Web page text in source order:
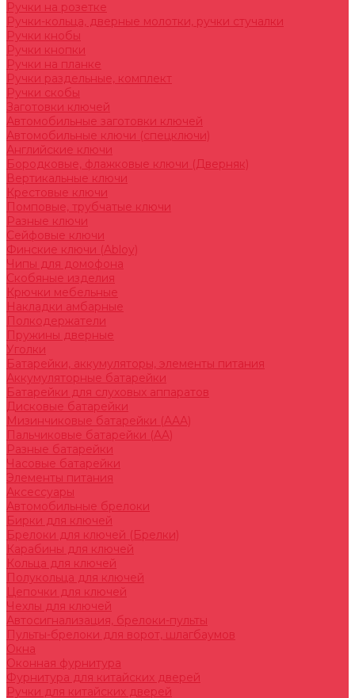
Ручки на розетке
Ручки-кольца, дверные молотки, ручки стучалки
Ручки кнобы
Ручки кнопки
Ручки на планке
Ручки раздельные, комплект
Ручки скобы
Заготовки ключей
Автомобильные заготовки ключей
Автомобильные ключи (спецключи)
Английские ключи
Бородковые, флажковые ключи (Дверняк)
Вертикальные ключи
Крестовые ключи
Помповые, трубчатые ключи
Разные ключи
Сейфовые ключи
Финские ключи (Abloy)
Чипы для домофона
Скобяные изделия
Крючки мебельные
Накладки амбарные
Полкодержатели
Пружины дверные
Уголки
Батарейки, аккумуляторы, элементы питания
Аккумуляторные батарейки
Батарейки для слуховых аппаратов
Дисковые батарейки
Мизинчиковые батарейки (AAA)
Пальчиковые батарейки (AA)
Разные батарейки
Часовые батарейки
Элементы питания
Аксессуары
Автомобильные брелоки
Бирки для ключей
Брелоки для ключей (Брелки)
Карабины для ключей
Кольца для ключей
Полукольца для ключей
Цепочки для ключей
Чехлы для ключей
Автосигнализация, брелоки-пульты
Пульты-брелоки для ворот, шлагбаумов
Окна
Оконная фурнитура
Фурнитура для китайских дверей
Ручки для китайских дверей